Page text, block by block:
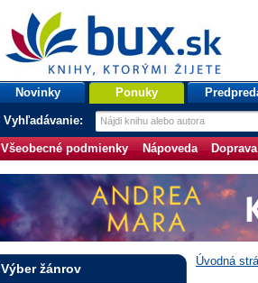
bux.sk
knihy, ktorými žijete
Úvodná stránka
Novinky Ponuky
Vyhľadávanie:
Všeobecné podmienky Nápoveda
Úvodná
Výber žánrov